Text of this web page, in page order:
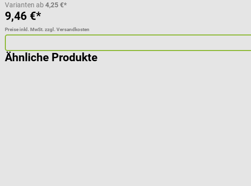
Varianten ab 4,25 €*
9,46 €*
Preise inkl. MwSt. zzgl. Versandkosten
Ähnliche Produkte